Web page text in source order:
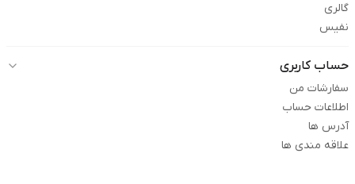
گالری
نفیس
حساب کاربری
سفارشات من
اطلاعات حساب
آدرس ها
علاقه مندی ها